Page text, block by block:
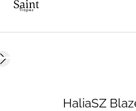
Next slide
HaliaSZ